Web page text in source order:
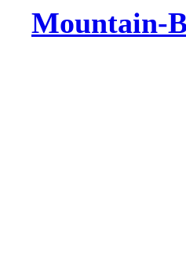
Mountain-